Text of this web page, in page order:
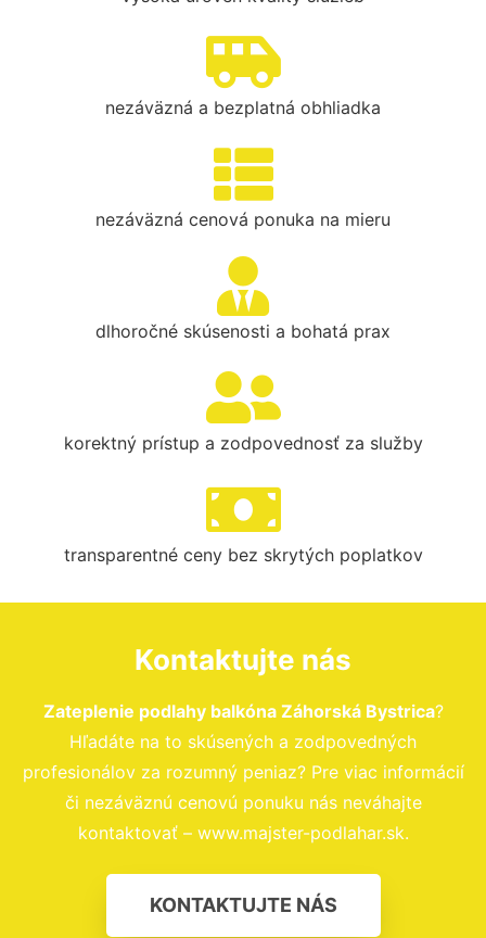
nezáväzná a bezplatná obhliadka
nezáväzná cenová ponuka na mieru
dlhoročné skúsenosti a bohatá prax
korektný prístup a zodpovednosť za služby
transparentné ceny bez skrytých poplatkov
Kontaktujte nás
Zateplenie podlahy balkóna Záhorská Bystrica?
Hľadáte na to skúsených a zodpovedných
profesionálov za rozumný peniaz? Pre viac informácií
či nezáväznú cenovú ponuku nás neváhajte
kontaktovať – www.majster-podlahar.sk.
KONTAKTUJTE NÁS